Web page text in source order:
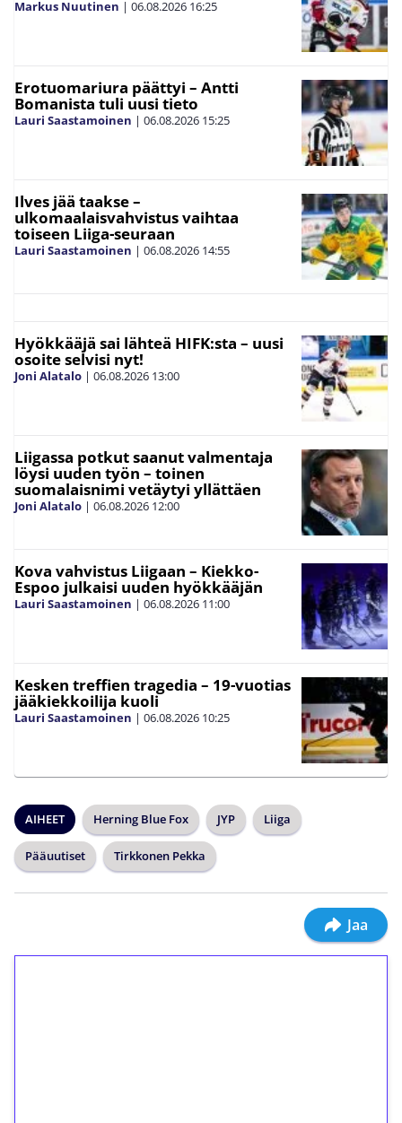
Markus Nuutinen | 06.08.2026 16:25
Erotuomariura päättyi – Antti
Bomanista tuli uusi tieto
Lauri Saastamoinen | 06.08.2026 15:25
Ilves jää taakse –
ulkomaalaisvahvistus vaihtaa
toiseen Liiga-seuraan
Lauri Saastamoinen | 06.08.2026 14:55
Hyökkääjä sai lähteä HIFK:sta – uusi
osoite selvisi nyt!
Joni Alatalo | 06.08.2026 13:00
Liigassa potkut saanut valmentaja
löysi uuden työn – toinen
suomalaisnimi vetäytyi yllättäen
Joni Alatalo | 06.08.2026 12:00
Kova vahvistus Liigaan – Kiekko-
Espoo julkaisi uuden hyökkääjän
Lauri Saastamoinen | 06.08.2026 11:00
Kesken treffien tragedia – 19-vuotias
jääkiekkoilija kuoli
Lauri Saastamoinen | 06.08.2026 10:25
AIHEET Herning Blue Fox JYP Liiga
Pääuutiset Tirkkonen Pekka
Jaa